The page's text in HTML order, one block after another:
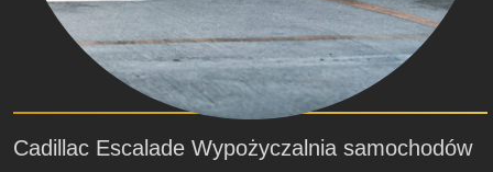
Cadillac Escalade Wypożyczalnia samochodów